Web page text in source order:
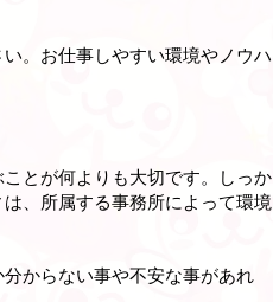
。お仕事しやすい環境やノウハ
とが何よりも大切です。しっか
、所属する事務所によって環境
からない事や不安な事があれ